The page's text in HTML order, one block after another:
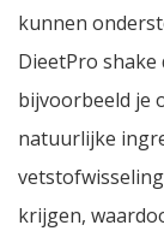
kunnen
DieetPro
bijvoorbeeld je
natuurlijke
krijgen,